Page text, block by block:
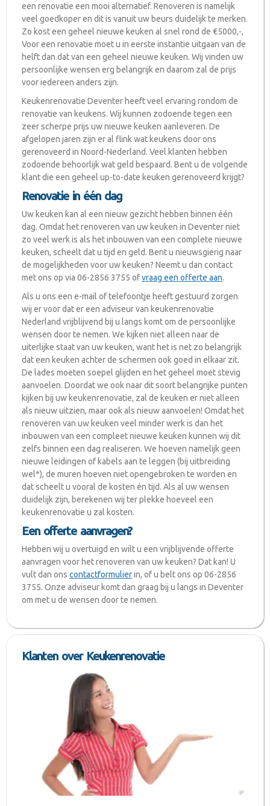
een renovatie een mooi alternatief. Renoveren is namelijk
veel goedkoper en dit is vanuit uw beurs duidelijk te merken.
Zo kost een geheel nieuwe keuken al snel rond de €5000,-,
Voor een renovatie moet u in eerste instantie uitgaan van de
helft dan dat van een geheel nieuwe keuken. Wij vinden uw
persoonlijke wensen erg belangrijk en daarom zal de prijs
voor iedereen anders zijn.
Keukenrenovatie Deventer heeft veel ervaring rondom de
renovatie van keukens. Wij kunnen zodoende tegen een
zeer scherpe prijs uw nieuwe keuken aanleveren. De
afgelopen jaren zijn er al flink wat keukens door ons
gerenoveerd in Noord-Nederland. Veel klanten hebben
zodoende behoorlijk wat geld bespaard. Bent u de volgende
klant die een geheel up-to-date keuken gerenoveerd krijgt?
Renovatie in één dag
Uw keuken kan al een nieuw gezicht hebben binnen één
dag. Omdat het renoveren van uw keuken in Deventer niet
zo veel werk is als het inbouwen van een complete nieuwe
keuken, scheelt dat u tijd en geld. Bent u nieuwsgierig naar
de mogelijkheden voor uw keuken? Neemt u dan contact
met ons op via 06-2856 3755 ofvraag een offerte aan.
Als u ons een e-mail of telefoontje heeft gestuurd zorgen
wij er voor dat er een adviseur van keukenrenovatie
Nederland vrijblijvend bij u langs komt om de persoonlijke
wensen door te nemen. We kijken niet alleen naar de
uiterlijke staat van uw keuken, want het is net zo belangrijk
dat een keuken achter de schermen ook goed in elkaar zit.
De lades moeten soepel glijden en het geheel moet stevig
aanvoelen. Doordat we ook naar dit soort belangrijke punten
kijken bij uw keukenrenovatie, zal de keuken er niet alleen
als nieuw uitzien, maar ook als nieuw aanvoelen! Omdat het
renoveren van uw keuken veel minder werk is dan het
inbouwen van een compleet nieuwe keuken kunnen wij dit
zelfs binnen een dag realiseren. We hoeven namelijk geen
nieuwe leidingen of kabels aan te leggen (bij uitbreiding
wel*), de muren hoeven niet opengebroken te worden en
dat scheelt u vooral de kosten én tijd. Als al uw wensen
duidelijk zijn, berekenen wij ter plekke hoeveel een
keukenrenovatie u zal kosten.
Een offerte aanvragen?
Hebben wij u overtuigd en wilt u een vrijblijvende offerte
aanvragen voor het renoveren van uw keuken? Dat kan! U
vult dan ons contactformulierin, of u belt ons op 06-2856
3755. Onze adviseur komt dan graag bij u langs in Deventer
om met u de wensen door te nemen.
Klanten over Keukenrenovatie